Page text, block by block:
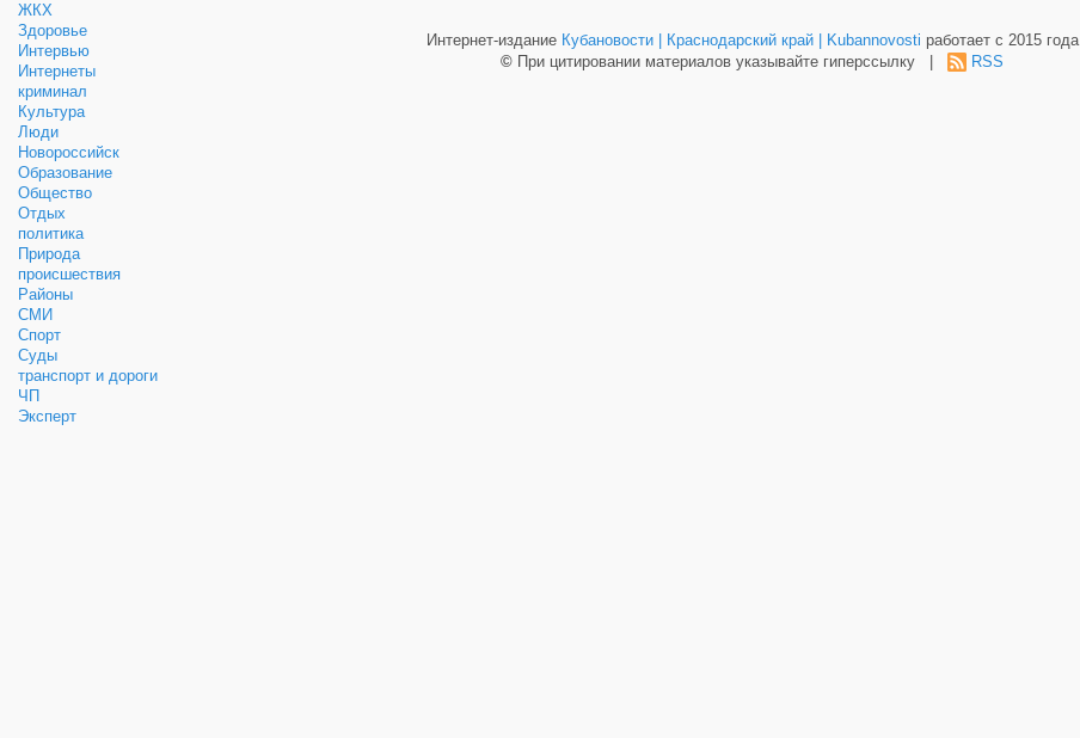
ЖКХ
Здоровье
Интервью
Интернеты
криминал
Культура
Люди
Новороссийск
Образование
Общество
Отдых
политика
Природа
происшествия
Районы
СМИ
Спорт
Суды
транспорт и дороги
ЧП
Эксперт
Интернет-издание Кубановости | Краснодарский край | Kubannovosti работает с 2015 года
© При цитировании материалов указывайте гиперссылку | RSS